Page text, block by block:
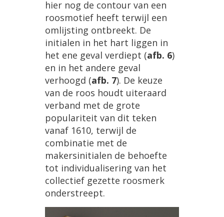
hier nog de contour van een
roosmotief heeft terwijl een
omlijsting ontbreekt. De
initialen in het hart liggen in
het ene geval verdiept (afb. 6)
en in het andere geval
verhoogd (afb. 7). De keuze
van de roos houdt uiteraard
verband met de grote
populariteit van dit teken
vanaf 1610, terwijl de
combinatie met de
makersinitialen de behoefte
tot individualisering van het
collectief gezette roosmerk
onderstreept.